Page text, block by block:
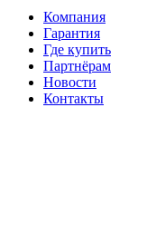
Компания
Гарантия
Где купить
Партнёрам
Новости
Контакты